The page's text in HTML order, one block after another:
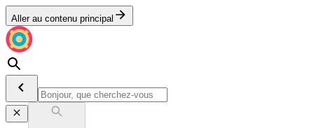
Aller au contenu principal